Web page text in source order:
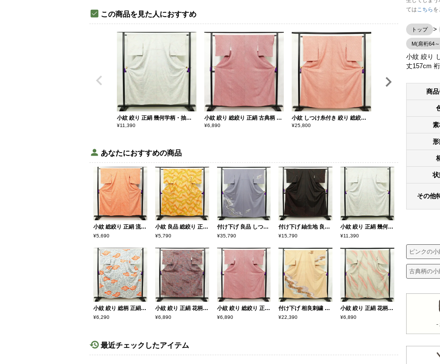
ては こちらを
トップ
M(肩裄64
小紋 絞り
丈157cm
商
その他
ピンクの小
古典柄の小
この商品を見た人におすすめ
小紋 絞り 正絹 幾何学柄・抽象柄 袷仕立て 身丈153cm 裄丈63.5cm 着物 青・紺
¥11,390
小紋 絞り 総絞り 正絹 古典柄 袷仕立て 身丈159.5cm 裄丈63.5cm ピンク
¥6,890
小紋 しつけ糸付き 絞り 総絞り 正絹 古典柄 袷仕立て 身丈159.5cm 裄丈63.5cm リサイクル着物 着物 赤・朱
¥25,800
あなたにおすすめの商品
小紋 総絞り 正絹 流水・波柄 袷仕立て 身丈155.5cm 裄丈63cm 小紋着物 絞り 橙
¥5,690
小紋 良品 総絞り 正絹 幾何学柄・抽象柄 身丈153.5cm 裄丈63cm 袷仕立て 橙 やまと謹製
¥5,790
付け下げ 良品 しつけ糸付き 絞り 正絹 花柄 袷仕立て 身丈157.5cm 裄丈65.5cm 箔 金彩 フォーマル 着物 紫・藤色
¥35,790
付け下げ 紬生地 良品 絞り 正絹 幾何学柄・抽象柄 袷仕立て 身丈158.5cm 裄丈63cm 着物 茶
¥15,790
小紋 絞り 正絹 幾何学柄・抽象柄 袷仕立て 身丈153cm 裄丈63.5cm 着物 青・紺
¥11,390
小紋 絞り 総柄 正絹 古典柄 袷仕立て 身丈157cm 裄丈65cm 小紋着物 白
¥6,290
小紋 絞り 正絹 花柄 袷仕立て 身丈153cm 裄丈63.5cm 小豆・エンジ
¥6,890
小紋 絞り 総絞り 正絹 古典柄 袷仕立て 身丈159.5cm 裄丈63.5cm ピンク
¥6,890
付け下げ 相良刺繍 絞り 正絹 花柄 袷仕立て 身丈157cm 裄丈65cm リサイクル着物 着物 刺繍 紬地 ベージュ
¥22,390
小紋 絞り 正絹 花柄 袷仕立て 身丈157cm 裄丈68cm 緑・うぐいす色
¥6,890
最近チェックしたアイテム